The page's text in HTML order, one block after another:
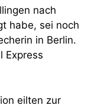
nach
habe, sei noch
in Berlin.
Express
eilten zur